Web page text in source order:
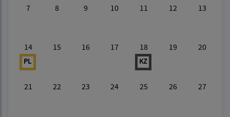
7 8 9 10 11 12 13
14
PL
15 16 17 18
KZ
19 20
21 22 23 24 25 26 27